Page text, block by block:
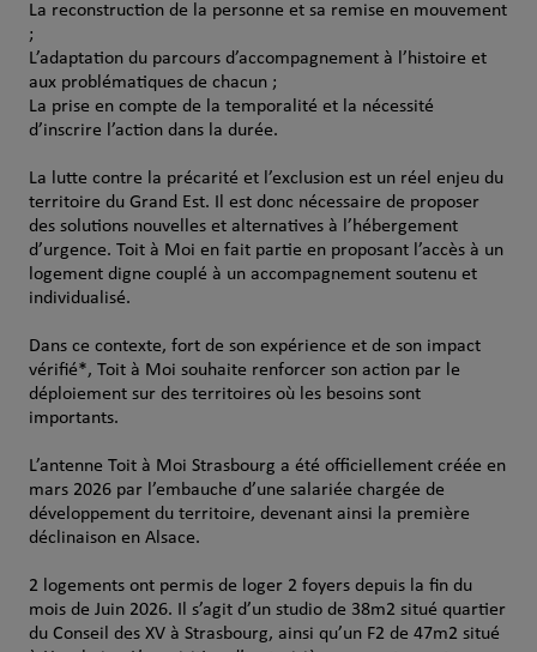
La reconstruction de la personne et sa remise en mouvement
;
L’adaptation du parcours d’accompagnement à l’histoire et
aux problématiques de chacun ;
La prise en compte de la temporalité et la nécessité
d’inscrire l’action dans la durée.
La lutte contre la précarité et l’exclusion est un réel enjeu du
territoire du Grand Est. Il est donc nécessaire de proposer
des solutions nouvelles et alternatives à l’hébergement
d’urgence. Toit à Moi en fait partie en proposant l’accès à un
logement digne couplé à un accompagnement soutenu et
individualisé.
Dans ce contexte, fort de son expérience et de son impact
vérifié*, Toit à Moi souhaite renforcer son action par le
déploiement sur des territoires où les besoins sont
importants.
L’antenne Toit à Moi Strasbourg a été officiellement créée en
mars 2026 par l’embauche d’une salariée chargée de
développement du territoire, devenant ainsi la première
déclinaison en Alsace.
2 logements ont permis de loger 2 foyers depuis la fin du
mois de Juin 2026. Il s’agit d’un studio de 38m2 situé quartier
du Conseil des XV à Strasbourg, ainsi qu’un F2 de 47m2 situé